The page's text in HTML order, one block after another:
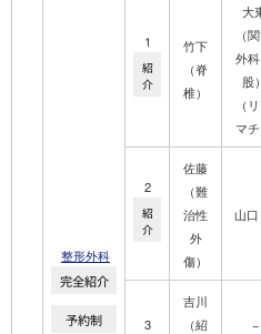
整形外科
完全紹介
予約制
1
紹
介
竹下
（脊
椎）
大
（
外科
股）
（
マチ
2
紹
介
佐藤
（難
治性
外
傷）
山
3
吉川
（紹
−